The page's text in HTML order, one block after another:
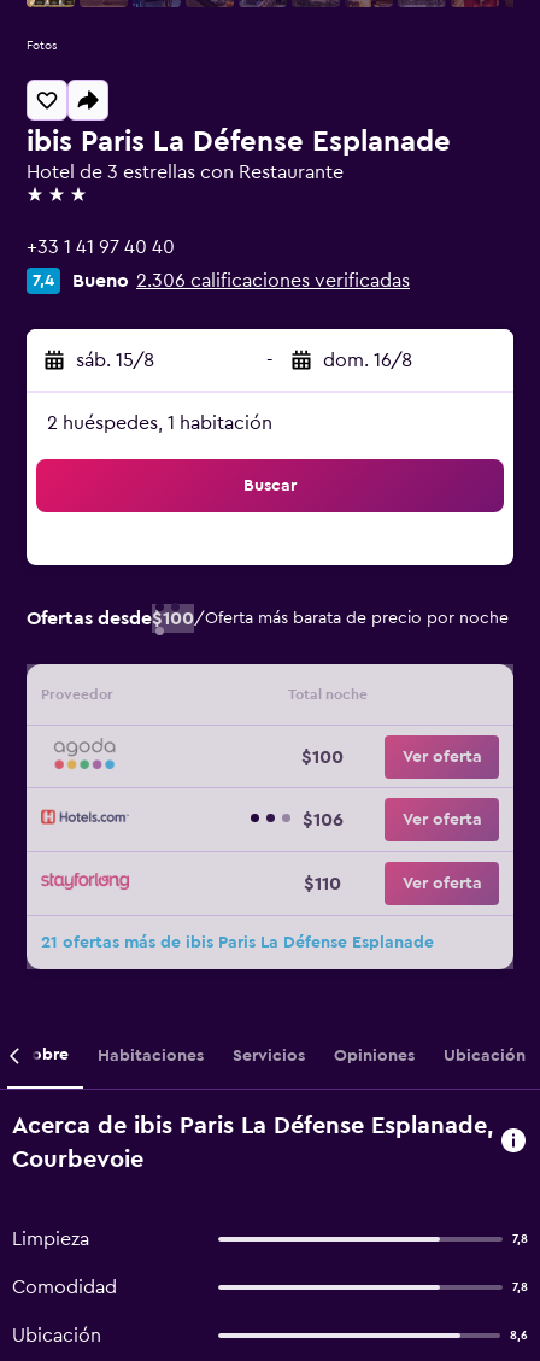
ibis Paris La Défense Esplanade
Hotel de 3 estrellas con Restaurante
3 estrellas
+33 1 41 97 40 40
7,4 Bueno 2.306 calificaciones verificadas
sáb. 15/8 - dom. 16/8
2 huéspedes, 1 habitación
Buscar
Ofertas desde$100/Oferta más barata de precio por noche
Proveedor Total noche
$100 Ver oferta
$106 Ver oferta
$110 Ver oferta
21 ofertas más de ibis Paris La Défense Esplanade
Fotos
Sobre Habitaciones Servicios Opiniones Ubicación
Acerca de ibis Paris La Défense Esplanade,
Courbevoie
Limpieza 7,8
Comodidad 7,8
Ubicación 8,6